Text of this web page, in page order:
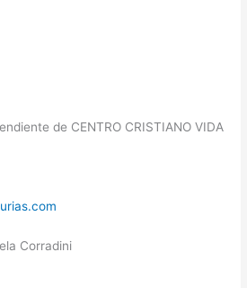
de CENTRO CRISTIANO VIDA
Corradini